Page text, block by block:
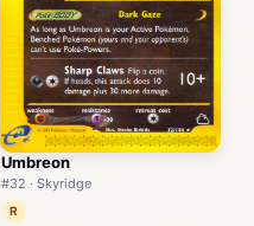
Umbreon
#32 · Skyridge
R